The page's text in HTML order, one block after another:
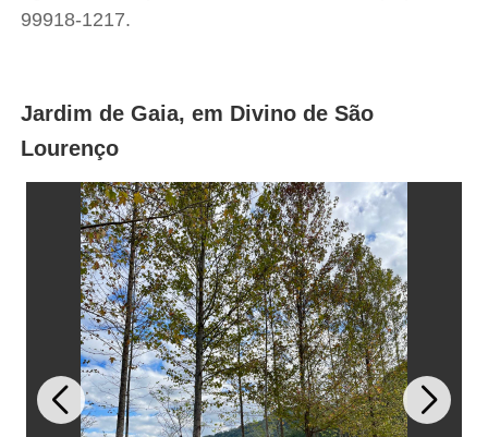
99918-1217.
Jardim de Gaia, em Divino de São
Lourenço